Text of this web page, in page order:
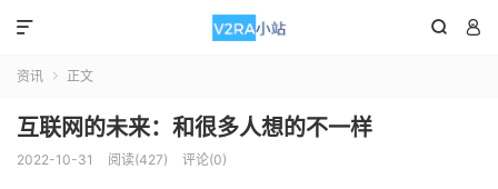
 

资讯  正文
互联网的未来：和很多人想的不一样
2022-10-31 阅读(427) 评论(0)